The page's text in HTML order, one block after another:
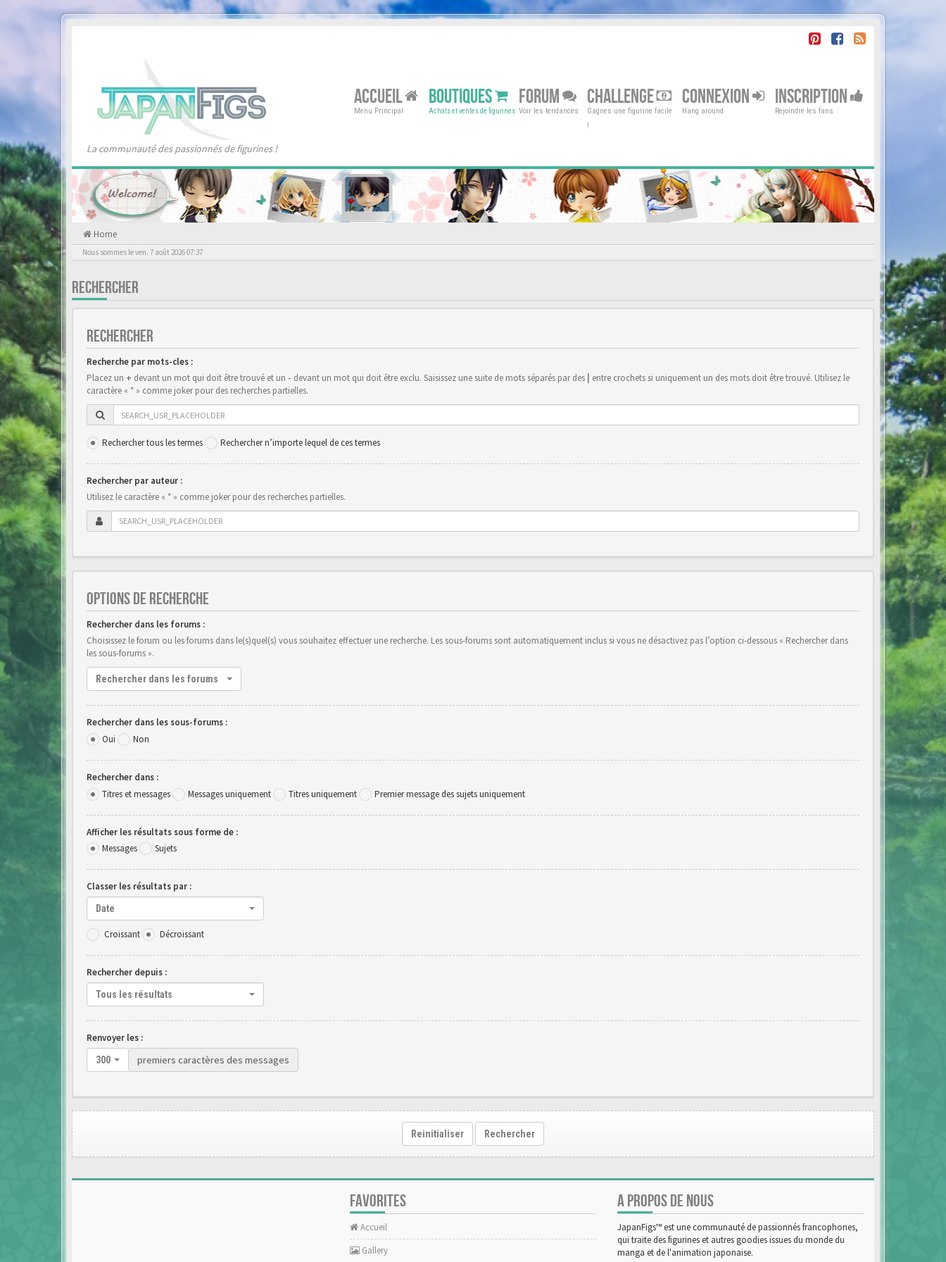
La communauté des passionnés de figurines !
ACCUEIL
Menu Principal
BOUTIQUES
Achats et ventes de figurines
FORUM
Voir les tendances
CHALLENGE
Gagnes une figurine facile
!
CONNEXION
Hang around
INSCRIPTION
Rejoindre les fans
Home
Nous sommes le ven. 7 août 2026 07:37
RECHERCHER
RECHERCHER
Recherche par mots-cles :
Placez un + devant un mot qui doit être trouvé et un - devant un mot qui doit être exclu. Saisissez une suite de mots séparés par des
entre crochets si uniquement un des mots doit être trouvé. Utilisez le
caractère « * » comme joker pour des recherches partielles.
Rechercher tous les termes Rechercher n’importe lequel de ces termes
Rechercher par auteur :
Utilisez le caractère « * » comme joker pour des recherches partielles.
OPTIONS DE RECHERCHE
Rechercher dans les forums :
Choisissez le forum ou les forums dans le(s)quel(s) vous souhaitez effectuer une recherche. Les sous-forums sont automatiquement inclus si vous ne désactivez pas l’option ci-dessous « Rechercher dans
les sous-forums ».
Rechercher dans les forums
Rechercher dans les sous-forums :
Oui
Non
Rechercher dans :
Titres et messages
Messages uniquement Titres uniquement Premier message des sujets uniquement
Afficher les résultats sous forme de :
Messages
Sujets
Classer les résultats par :
Date
Croissant Décroissant
Rechercher depuis :
Tous les résultats
Renvoyer les :
300 premiers caractères des messages
Reinitialiser Rechercher
FAVORITES
Accueil
Gallery
A PROPOS DE NOUS
JapanFigs™ est une communauté de passionnés francophones,
qui traite des figurines et autres goodies issues du monde du
manga et de l'animation japonaise.